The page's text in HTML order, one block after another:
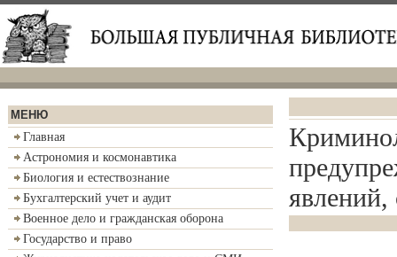
МЕНЮ
Главная
Астрономия и космонавтика
Биология и естествознание
Бухгалтерский учет и аудит
Военное дело и гражданская оборона
Государство и право
явлений,